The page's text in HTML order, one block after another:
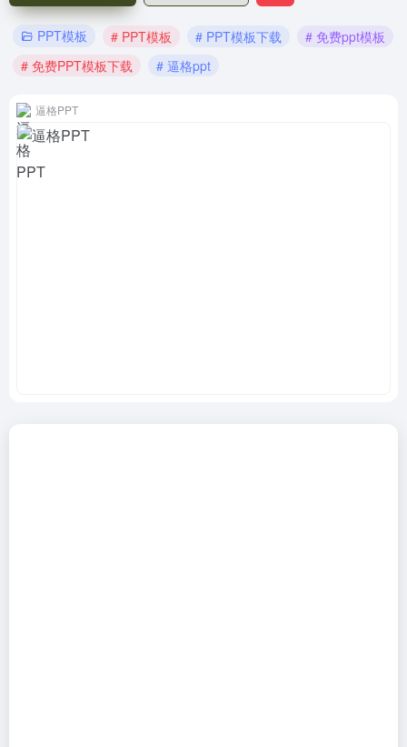
PPT模板 # PPT模板 # PPT模板下载
# 免费ppt模板
# 免费PPT模板下载
# 逼格ppt
逼格PPT